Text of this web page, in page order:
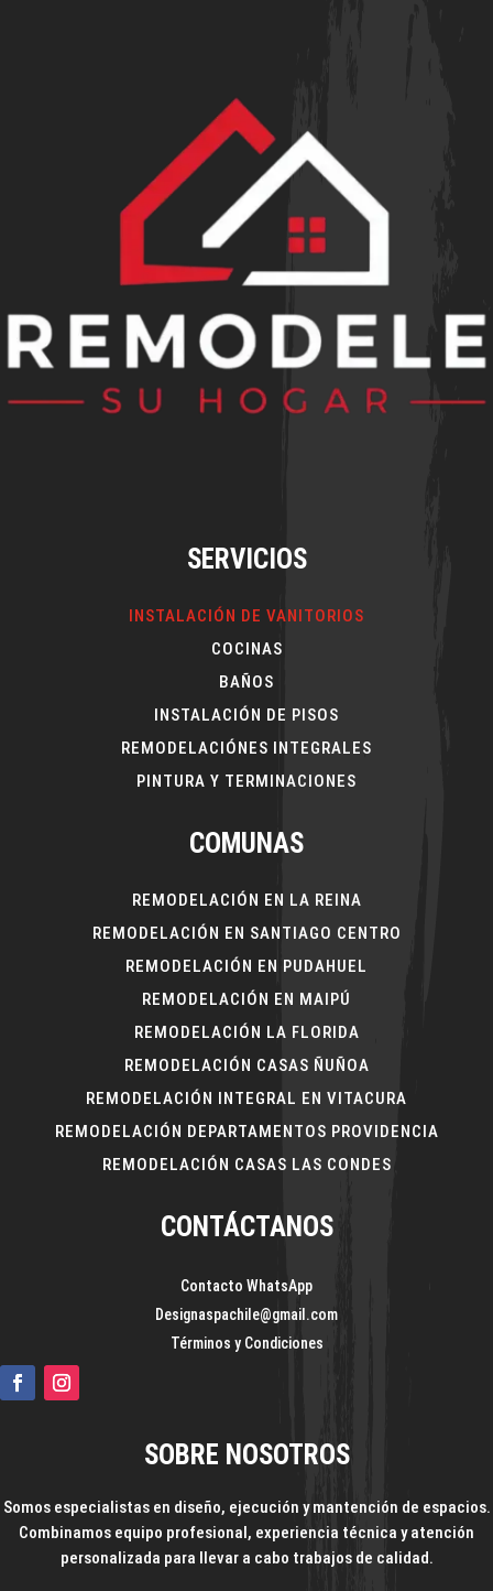
SERVICIOS
INSTALACIÓN DE VANITORIOS
COCINAS
BAÑOS
INSTALACIÓN DE PISOS
REMODELACIÓNES INTEGRALES
PINTURA Y TERMINACIONES
COMUNAS
REMODELACIÓN EN LA REINA
REMODELACIÓN EN SANTIAGO CENTRO
REMODELACIÓN EN PUDAHUEL
REMODELACIÓN EN MAIPÚ
REMODELACIÓN LA FLORIDA
REMODELACIÓN CASAS ÑUÑOA
REMODELACIÓN INTEGRAL EN VITACURA
REMODELACIÓN DEPARTAMENTOS PROVIDENCIA
REMODELACIÓN CASAS LAS CONDES
CONTÁCTANOS
Contacto WhatsApp
Designaspachile@gmail.com
Términos y Condiciones
SOBRE NOSOTROS
Somos especialistas en diseño, ejecución y mantención de espacios.
Combinamos equipo profesional, experiencia técnica y atención
personalizada para llevar a cabo trabajos de calidad.